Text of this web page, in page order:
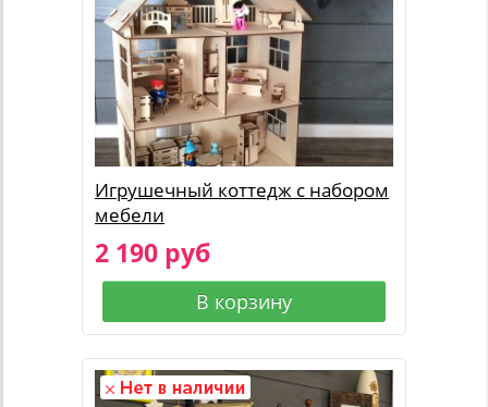
Игрушечный коттедж с набором
мебели
2 190 руб
В корзину